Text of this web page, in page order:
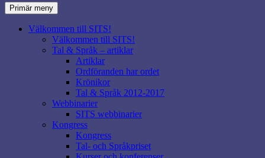
SökPrimär meny
till
innehåll
Välkommen till SITS!
Välkommen till SITS!
Tal & Språk – artiklar
Artiklar
Ordföranden har ordet
Krönikor
Tal & Språk 2012-2017
Webbinarier
SITS webbinarier
Kongress
Kongress
Tal- och Språkpriset